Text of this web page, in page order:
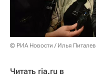
© РИА Новости / Илья Питалев
Читать ria.ru в